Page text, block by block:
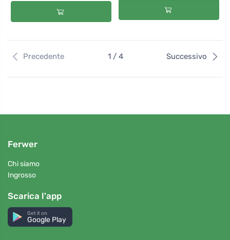
Precedente 1 / 4 Successivo
Ferwer
Chi siamo
Ingrosso
Scarica l'app
Get it on
Google Play